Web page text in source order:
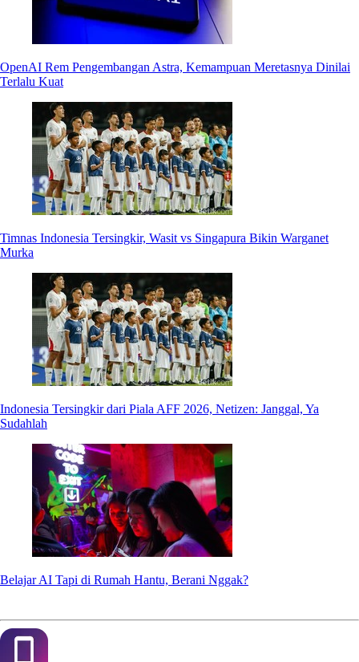
OpenAI Rem Pengembangan Astra, Kemampuan Meretasnya Dinilai
Terlalu Kuat
Timnas Indonesia Tersingkir, Wasit vs Singapura Bikin Warganet
Murka
Indonesia Tersingkir dari Piala AFF 2026, Netizen: Janggal, Ya
Sudahlah
Belajar AI Tapi di Rumah Hantu, Berani Nggak?